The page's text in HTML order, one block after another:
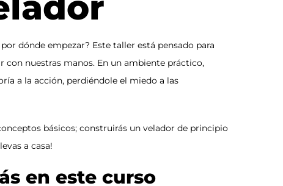
dónde empezar? Este taller está pensado para
nuestras manos. En un ambiente práctico,
a la acción, perdiéndole el miedo a las
básicos; construirás un velador de principio
a casa!
en este curso